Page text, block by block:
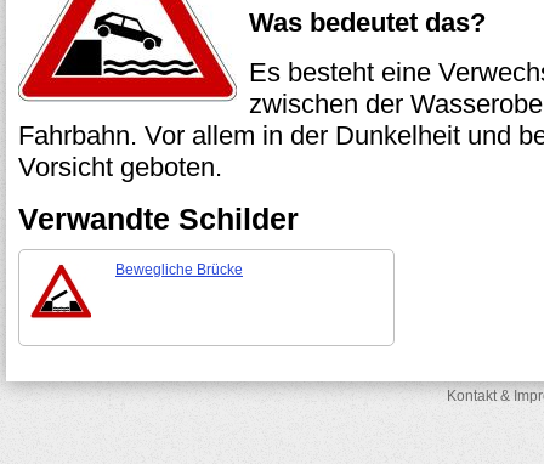
Was bedeutet das?
Es besteht eine
zwischen der
Fahrbahn. Vor allem in der Dunkelheit und
Vorsicht geboten.
Verwandte Schilder
Bewegliche Brücke
Kontakt &